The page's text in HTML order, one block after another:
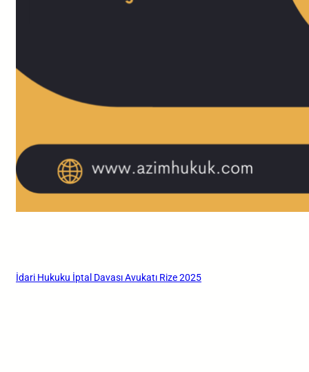
İdari Hukuku İptal Davası Avukatı Rize 2025